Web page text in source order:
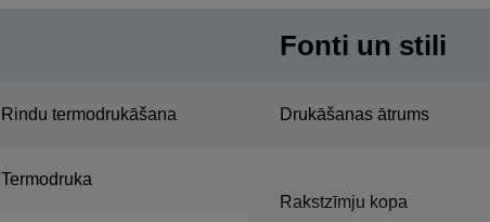
Rindu termodrukāšana
Termodruka
Fonti un stili
Drukāšanas ātrums
Rakstzīmju kopa